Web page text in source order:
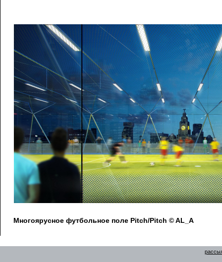
Многоярусное футбольное поле Pitch/Pitch © AL_A